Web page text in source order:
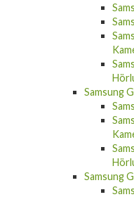
Samsung
Samsung